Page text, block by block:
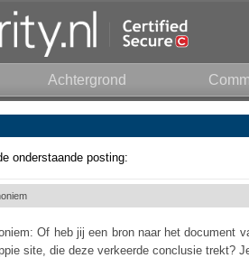
Achtergrond
onderstaande posting:
Of heb jij een bron naar het document
site, die deze verkeerde conclusie trekt?